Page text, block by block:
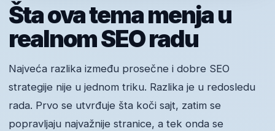
Šta ova tema menja u
realnom SEO radu
Najveća razlika između prosečne i dobre SEO
strategije nije u jednom triku. Razlika je u redosledu
rada. Prvo se utvrđuje šta koči sajt, zatim se
popravljaju najvažnije stranice, a tek onda se